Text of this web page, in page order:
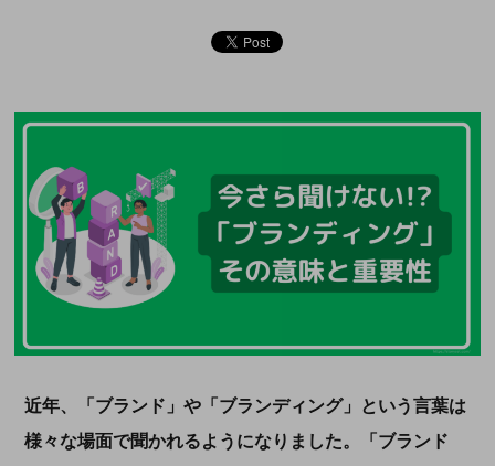
近年、「ブランド」や「ブランディング」という言葉は
様々な場面で聞かれるようになりました。「ブランド